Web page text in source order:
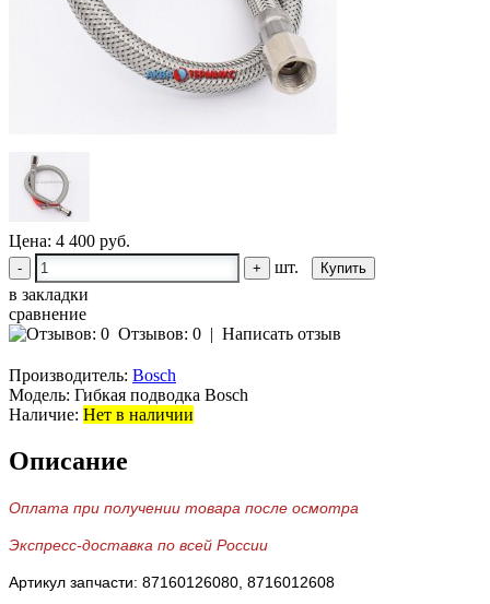
Цена: 4 400 руб.
- +
шт.
в закладки
сравнение
Отзывов: 0 | Написать отзыв
Производитель: Bosch
Модель: Гибкая подводка Bosch
Наличие: Нет в наличии
Описание
Оплата при получении товара после осмотра
Экспресс-доставка по всей России
Артикул запчасти: 87160126080, 8716012608